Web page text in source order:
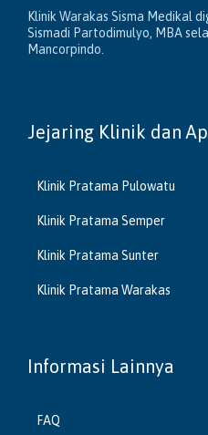
Klinik Warakas Sisma Medikal
Sismadi Partodimulyo, MBA
Mancorpindo.
Jejaring Klinik dan
Klinik Pratama Pulowatu
Klinik Pratama Semper
Klinik Pratama Sunter
Klinik Pratama Warakas
Informasi Lainnya
FAQ